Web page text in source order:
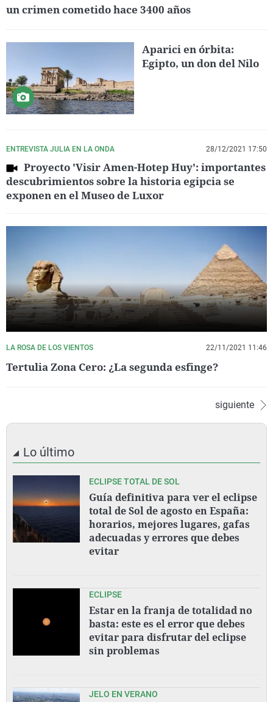
un crimen cometido hace 3400 años
Aparici en órbita:
Egipto, un don del Nilo
ENTREVISTA JULIA EN LA ONDA 28/12/2021 17:50
Proyecto 'Visir Amen-Hotep Huy': importantes
descubrimientos sobre la historia egipcia se
exponen en el Museo de Luxor
LA ROSA DE LOS VIENTOS 22/11/2021 11:46
Tertulia Zona Cero: ¿La segunda esfinge?
siguiente
Lo último
ECLIPSE TOTAL DE SOL
Guía definitiva para ver el eclipse
total de Sol de agosto en España:
horarios, mejores lugares, gafas
adecuadas y errores que debes
evitar
ECLIPSE
Estar en la franja de totalidad no
basta: este es el error que debes
evitar para disfrutar del eclipse
sin problemas
JELO EN VERANO